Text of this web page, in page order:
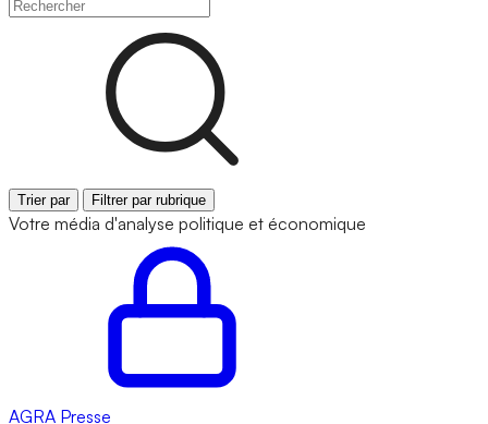
Trier par Filtrer par rubrique
Votre média d'analyse politique et économique
AGRA Presse